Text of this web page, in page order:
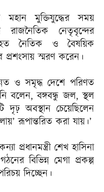
মহান মুক্তিযুদ্ধের সময়
রাজনৈতিক নেতৃবৃন্দের
নৈতিক ও বৈষয়িক
প্রশংসায় স্মরণ করেন।
ও সমৃদ্ধ দেশে পরিণত
বলেন, বঙ্গবন্ধু জল, স্থল
অবস্থান চেয়েছিলেন
রূপান্তরিত করা যায়।’
প্রধানমন্ত্রী শেখ হাসিনা
বিভিন্ন মেগা প্রকল্প
দিচ্ছেন।